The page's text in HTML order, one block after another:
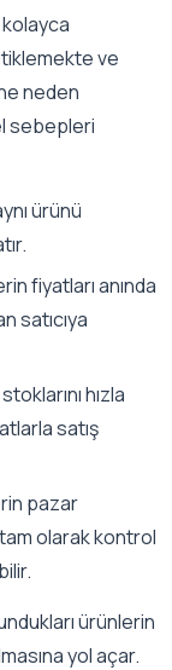
ve
neden
sebepleri
ürünü
fiyatları anında
satıcıya
hızla
satış
pazar
olarak kontrol
ürünlerin
yol açar.